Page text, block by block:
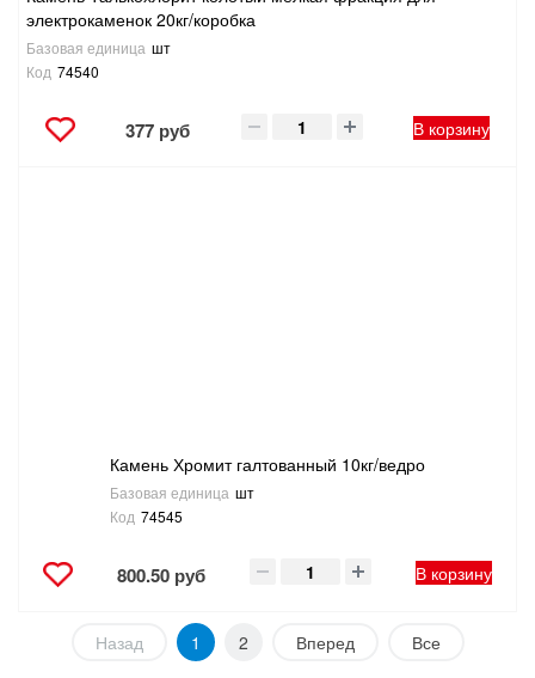
электрокаменок 20кг/коробка
Базовая единица шт
Код 74540
377 руб В корзину
Камень Хромит галтованный 10кг/ведро
Базовая единица шт
Код 74545
800.50 руб В корзину
Назад 1 2 Вперед Все